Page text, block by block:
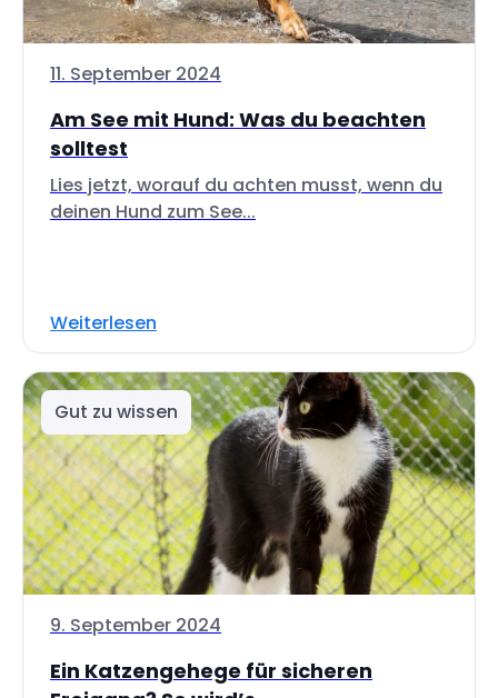
11. September 2024
Am See mit Hund: Was du beachten
solltest
Lies jetzt, worauf du achten musst, wenn du
deinen Hund zum See...
Weiterlesen
Gut zu wissen
9. September 2024
Ein Katzengehege für sicheren